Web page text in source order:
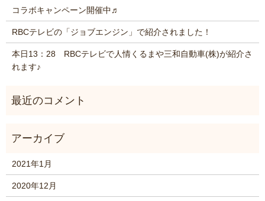
コラボキャンペーン開催中♬
RBCテレビの「ジョブエンジン」で紹介されました！
本日13：28 RBCテレビで人情くるまや三和自動車(株)が紹介さ
れます♪
2021年1月
2020年12月